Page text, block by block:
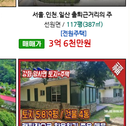
서울.인천.일산 출퇴근거리의 주
선원면 / 117평(387㎡)
[전원주택]
3억 6천만원